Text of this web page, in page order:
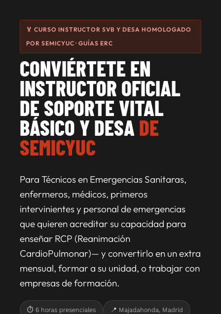
🏅 CURSO INSTRUCTOR SVB Y DESA HOMOLOGADO
POR SEMICYUC · GUÍAS ERC
CONVIÉRTETE EN
INSTRUCTOR OFICIAL
DE SOPORTE VITAL
BÁSICO Y DESA DE
SEMICYUC
Para Técnicos en Emergencias Sanitaras,
enfermeros, médicos, primeros
intervinientes y personal de emergencias
que quieren acreditar su capacidad para
enseñar RCP (Reanimación
CardioPulmonar)— y convertirlo en un extra
mensual, formar a su unidad, o trabajar con
empresas de formación.
⏱ 6 horas presenciales 📍 Majadahonda, Madrid